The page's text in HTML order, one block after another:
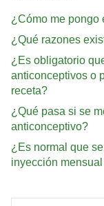
¿Cómo me pongo
¿Qué razones
¿Es obligatorio
anticonceptivos o
receta?
¿Qué pasa si se
anticonceptivo?
¿Es normal que
inyección